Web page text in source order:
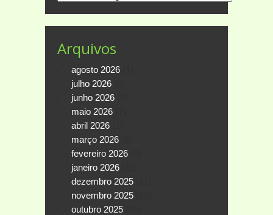
Arquivos
agosto 2026
julho 2026
junho 2026
maio 2026
abril 2026
março 2026
fevereiro 2026
janeiro 2026
dezembro 2025
novembro 2025
outubro 2025